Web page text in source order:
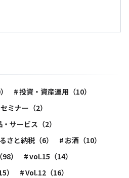
投資・資産運用（10）
セミナー（2）
サービス（2）
さと納税（6）
お酒（10）
）
vol.15（14）
）
Vol.12（16）